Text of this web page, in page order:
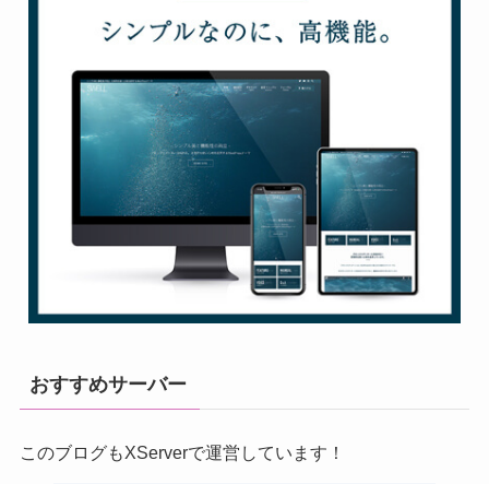
おすすめサーバー
このブログもXServerで運営しています！